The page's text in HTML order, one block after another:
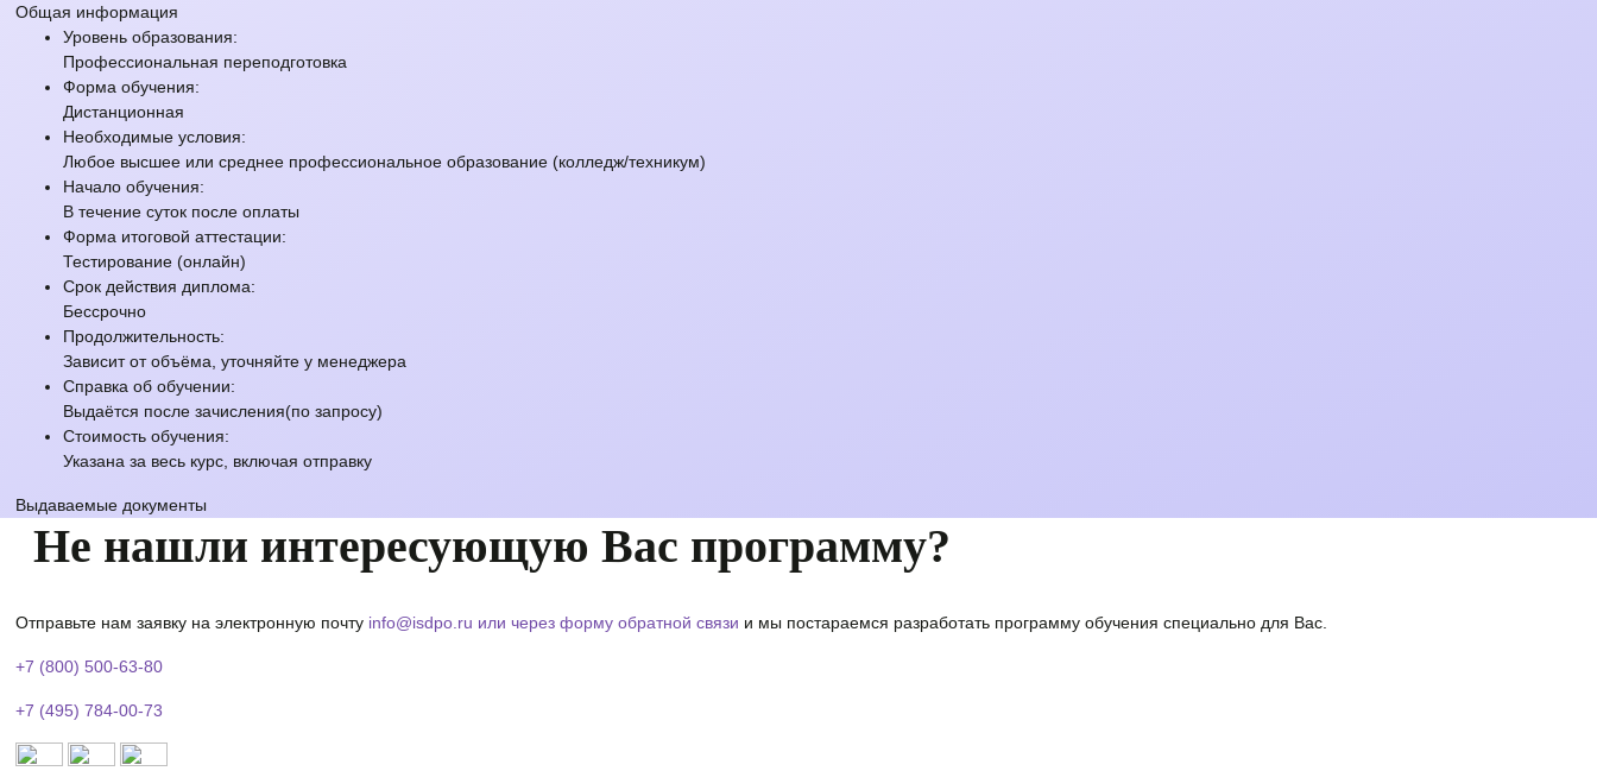
Общая информация
Уровень образования:
Профессиональная переподготовка
Форма обучения:
Дистанционная
Необходимые условия:
Любое высшее или среднее профессиональное образование (колледж/техникум)
Начало обучения:
В течение суток после оплаты
Форма итоговой аттестации:
Тестирование (онлайн)
Срок действия диплома:
Бессрочно
Продолжительность:
Зависит от объёма, уточняйте у менеджера
Справка об обучении:
Выдаётся после зачисления(по запросу)
Стоимость обучения:
Указана за весь курс, включая отправку
Выдаваемые документы
Не нашли интересующую Вас программу?
Отправьте нам заявку на электронную почту info@isdpo.ru или через форму обратной связи и мы постараемся разработать программу обучения специально для Вас.
+7 (800) 500-63-80
+7 (495) 784-00-73